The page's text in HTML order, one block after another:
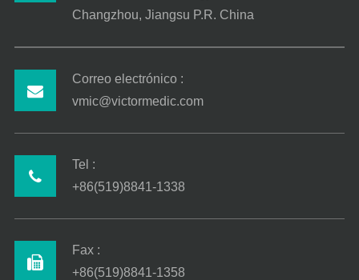
Changzhou, Jiangsu P.R. China
Correo electrónico :
vmic@victormedic.com
Tel :
+86(519)8841-1338
Fax :
+86(519)8841-1358